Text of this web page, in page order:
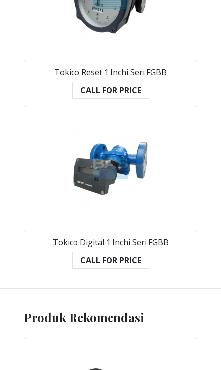
Tokico Reset 1 Inchi Seri FGBB
CALL FOR PRICE
Tokico Digital 1 Inchi Seri FGBB
CALL FOR PRICE
Produk Rekomendasi